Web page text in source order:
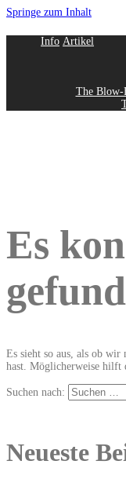
Springe zum Inhalt
Info Artikel
The Blow-
Es
Es sieht so aus, als ob wir
hast. Möglicherweise hilft
Suchen nach:
Neueste